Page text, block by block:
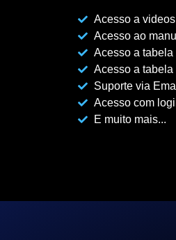
Acesso a
Acesso ao
Acesso a
Acesso a tabela
Suporte via
Acesso com
E muito mais...